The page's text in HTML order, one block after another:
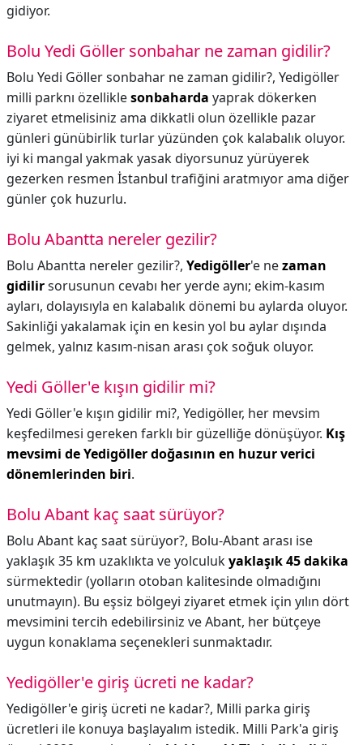
gidiyor.
Bolu Yedi Göller sonbahar ne zaman gidilir?
Bolu Yedi Göller sonbahar ne zaman gidilir?, Yedigöller
milli parknı özelliklesonbaharda yaprak dökerken
ziyaret etmelisiniz ama dikkatli olun özellikle pazar
günleri günübirlik turlar yüzünden çok kalabalık oluyor.
iyi ki mangal yakmak yasak diyorsunuz yürüyerek
gezerken resmen İstanbul trafiğini aratmıyor ama diğer
günler çok huzurlu.
Bolu Abantta nereler gezilir?
Bolu Abantta nereler gezilir?, Yedigöller'e nezaman
gidilirsorusunun cevabı her yerde aynı; ekim-kasım
ayları, dolayısıyla en kalabalık dönemi bu aylarda oluyor.
Sakinliği yakalamak için en kesin yol bu aylar dışında
gelmek, yalnız kasım-nisan arası çok soğuk oluyor.
Yedi Göller'e kışın gidilir mi?
Yedi Göller'e kışın gidilir mi?, Yedigöller, her mevsim
keşfedilmesi gereken farklı bir güzelliğe dönüşüyor. Kış
mevsimi de Yedigöller doğasının en huzur verici
dönemlerinden biri.
Bolu Abant kaç saat sürüyor?
Bolu Abant kaç saat sürüyor?, Bolu-Abant arası ise
yaklaşık 35 km uzaklıkta ve yolculukyaklaşık 45 dakika
sürmektedir (yolların otoban kalitesinde olmadığını
unutmayın). Bu eşsiz bölgeyi ziyaret etmek için yılın dört
mevsimini tercih edebilirsiniz ve Abant, her bütçeye
uygun konaklama seçenekleri sunmaktadır.
Yedigöller'e giriş ücreti ne kadar?
Yedigöller'e giriş ücreti ne kadar?, Milli parka giriş
ücretleri ile konuya başlayalım istedik. Milli Park'a giriş